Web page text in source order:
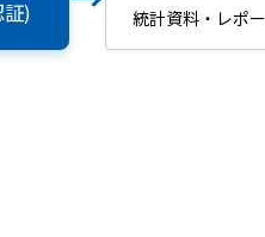
)
統計資料・レポ